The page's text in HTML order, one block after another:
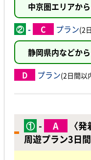
中京圏エリアか
② - C プラン(2
静岡県内などか
D
プラン(2日間以
① - A
〈
周遊プラン3日間